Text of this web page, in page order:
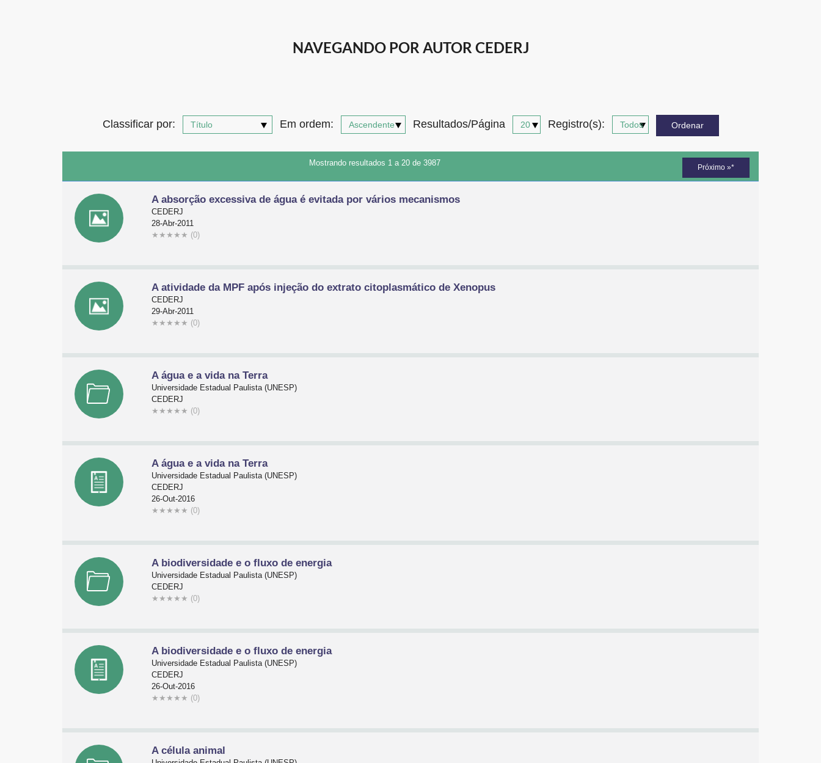
NAVEGANDO POR AUTOR CEDERJ
Classificar por: Em ordem: Resultados/Página Registro(s):
Mostrando resultados 1 a 20 de 3987 Próximo »*
A absorção excessiva de água é evitada por vários mecanismos
CEDERJ
28-Abr-2011
★ ★ ★ ★ ★ (0)
A atividade da MPF após injeção do extrato citoplasmático de Xenopus
CEDERJ
29-Abr-2011
★ ★ ★ ★ ★ (0)
A água e a vida na Terra
Universidade Estadual Paulista (UNESP)
CEDERJ
★ ★ ★ ★ ★ (0)
A água e a vida na Terra
Universidade Estadual Paulista (UNESP)
CEDERJ
26-Out-2016
★ ★ ★ ★ ★ (0)
A biodiversidade e o fluxo de energia
Universidade Estadual Paulista (UNESP)
CEDERJ
★ ★ ★ ★ ★ (0)
A biodiversidade e o fluxo de energia
Universidade Estadual Paulista (UNESP)
CEDERJ
26-Out-2016
★ ★ ★ ★ ★ (0)
A célula animal